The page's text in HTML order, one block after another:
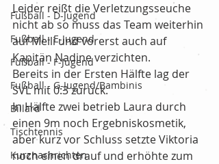
Fußball - D-Jugend
Fußball - E-Jugend
Fußball - F-Jugend
Fußball - G-Jugend/Bambinis
Billard
Tischtennis
Kurznachrichten
Leider reißt die Verletzungsseuche
nicht ab so muss das Team weiterhin
auf Melli und vorerst auch auf
Kapitän Nadine verzichten.
Bereits in der Ersten Hälfte lag der
SVL mit 0:3 zurück.
In Hälfte zwei betrieb Laura durch
einen 9m noch Ergebniskosmetik,
aber kurz vor Schluss setzte Viktoria
noch einen drauf und erhöhte zum